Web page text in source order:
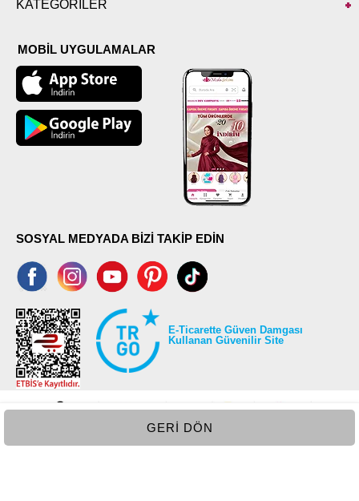
GERI DÖN
KATEGORİLER
MOBİL UYGULAMALAR
SOSYAL MEDYADA BİZİ TAKİP EDİN
E-Ticarette Güven Damgası
Kullanan Güvenilir Site